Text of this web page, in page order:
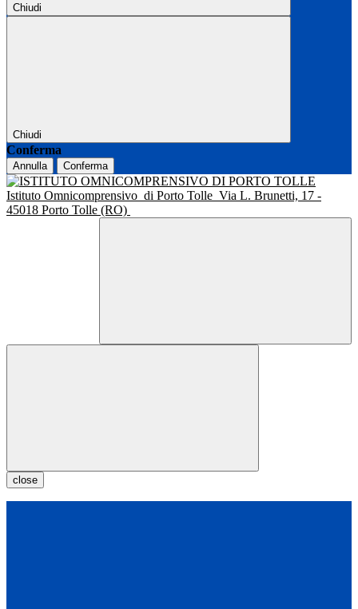
Chiudi
Chiudi
Conferma
Annulla Conferma
Istituto Omnicomprensivo di Porto Tolle Via L. Brunetti, 17 -
45018 Porto Tolle (RO)
close